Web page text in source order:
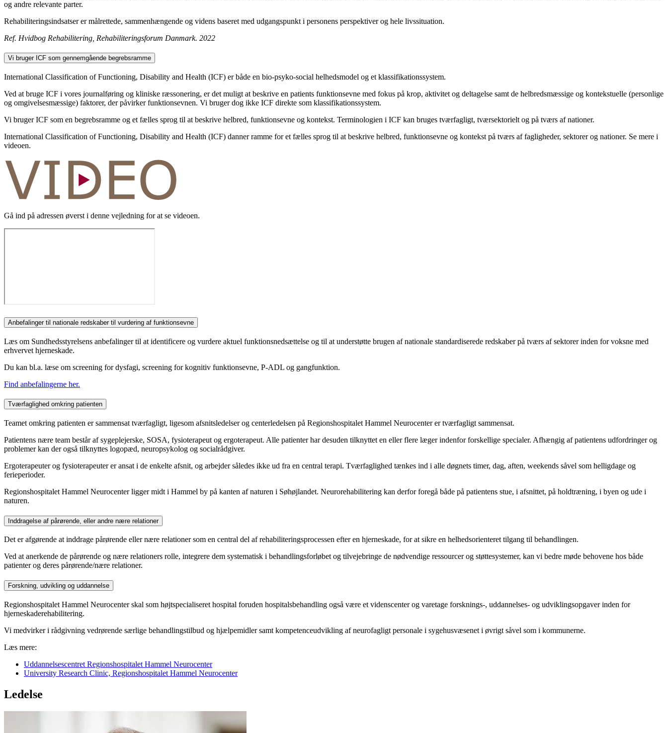
og andre relevante parter.
Rehabiliteringsindsatser er målrettede, sammenhængende og videns baseret med udgangspunkt i personens perspektiver og hele livssituation.
Ref. Hvidbog Rehabilitering, Rehabiliteringsforum Danmark. 2022
Vi bruger ICF som gennemgående begrebsramme
International Classification of Functioning, Disability and Health (ICF) er både en bio-psyko-social helhedsmodel og et klassifikationssystem.
Ved at bruge ICF i vores journalføring og kliniske ræssonering, er det muligt at beskrive en patients funktionsevne med fokus på krop, aktivitet og deltagelse samt de helbredsmæssige og kontekstuelle (personlige
og omgivelsesmæssige) faktorer, der påvirker funktionsevnen. Vi bruger dog ikke ICF direkte som klassifikationssystem.
Vi bruger ICF som en begrebsramme og et fælles sprog til at beskrive helbred, funktionsevne og kontekst. Terminologien i ICF kan bruges tværfagligt, tværsektorielt og på tværs af nationer.
International Classification of Functioning, Disability and Health (ICF) danner ramme for et fælles sprog til at beskrive helbred, funktionsevne og kontekst på tværs af fagligheder, sektorer og nationer. Se mere i
videoen.
Gå ind på adressen øverst i denne vejledning for at se videoen.
Anbefalinger til nationale redskaber til vurdering af funktionsevne
Læs om Sundhedsstyrelsens anbefalinger til at identificere og vurdere aktuel funktionsnedsættelse og til at understøtte brugen af nationale standardiserede redskaber på tværs af sektorer inden for voksne med
erhvervet hjerneskade.
Du kan bl.a. læse om screening for dysfagi, screening for kognitiv funktionsevne, P-ADL og gangfunktion.
Find anbefalingerne her.
Tværfaglighed omkring patienten
Teamet omkring patienten er sammensat tværfagligt, ligesom afsnitsledelser og centerledelsen på Regionshospitalet Hammel Neurocenter er tværfagligt sammensat.
Patientens nære team består af sygeplejerske, SOSA, fysioterapeut og ergoterapeut. Alle patienter har desuden tilknyttet en eller flere læger indenfor forskellige specialer. Afhængig af patientens udfordringer og
problemer kan der også tilknyttes logopæd, neuropsykolog og socialrådgiver.
Ergoterapeuter og fysioterapeuter er ansat i de enkelte afsnit, og arbejder således ikke ud fra en central terapi. Tværfaglighed tænkes ind i alle døgnets timer, dag, aften, weekends såvel som helligdage og
ferieperioder.
Regionshospitalet Hammel Neurocenter ligger midt i Hammel by på kanten af naturen i Søhøjlandet. Neurorehabilitering kan derfor foregå både på patientens stue, i afsnittet, på holdtræning, i byen og ude i
naturen.
Inddragelse af pårørende, eller andre nære relationer
Det er afgørende at inddrage pårørende eller nære relationer som en central del af rehabiliteringsprocessen efter en hjerneskade, for at sikre en helhedsorienteret tilgang til behandlingen.
Ved at anerkende de pårørende og nære relationers rolle, integrere dem systematisk i behandlingsforløbet og tilvejebringe de nødvendige ressourcer og støttesystemer, kan vi bedre møde behovene hos både
patienter og deres pårørende/nære relationer.
Forskning, udvikling og uddannelse
Regionshospitalet Hammel Neurocenter skal som højtspecialiseret hospital foruden hospitalsbehandling også være et videnscenter og varetage forsknings-, uddannelses- og udviklingsopgaver inden for
hjerneskaderehabilitering.
Vi medvirker i rådgivning vedrørende særlige behandlingstilbud og hjælpemidler samt kompetenceudvikling af neurofagligt personale i sygehusvæsenet i øvrigt såvel som i kommunerne.
Læs mere:
Uddannelsescentret Regionshospitalet Hammel Neurocenter
University Research Clinic, Regionshospitalet Hammel Neurocenter
Ledelse